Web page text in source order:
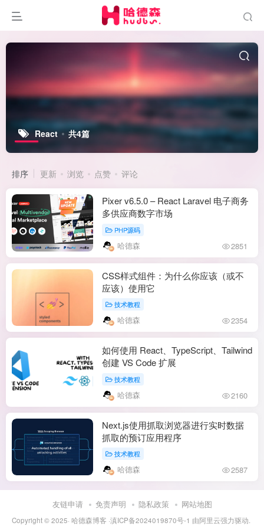
React 共4篇
排序 更新 浏览 点赞 评论
Pixer v6.5.0 – React Laravel 电子商务
多供应商数字市场
PHP源码
哈德森 2851
CSS样式组件：为什么你应该（或不
应该）使用它
技术教程
哈德森 2354
如何使用 React、TypeScript、Tailwind
创建 VS Code 扩展
技术教程
哈德森 2160
Next.js使用抓取浏览器进行实时数据
抓取的预订应用程序
技术教程
哈德森 2587
友链申请 免责声明 隐私政策 网站地图
Copyright © 2025· 哈德森博客 ·滇ICP备2024019870号-1 由阿里云强力驱动.